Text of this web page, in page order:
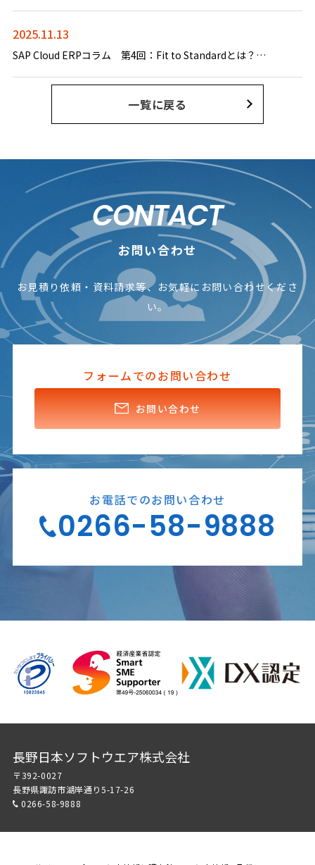
2025.11.13
SAP Cloud ERPコラム 第4回：Fit to Standardとは？ SAPで実現できる“新しいERP導入の常識”
一覧に戻る
CONTACT
お問い合わせ
お見積り依頼・資料請求等、お気軽にお問い合わせくださ
い。
フォームでのお問い合わせ
お問い合わせ
お電話でのお問い合わせ
0266-58-9888
長野日本ソフトウエア株式会社
〒392-0027
長野県諏訪市湖岸通り5-17-26
0266-58-9888